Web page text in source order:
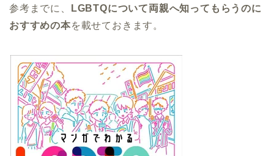
参考までに、
LGBTQについて両親へ知ってもらうのに
おすすめの本を載せておきます。